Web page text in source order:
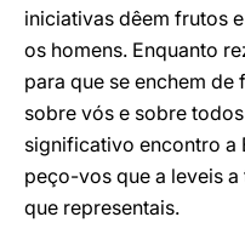
iniciativas dêem frutos
os homens. Enquanto
para que se enchem
sobre vós e sobre
significativo encontro a
peço-vos que a leveis
que representais.